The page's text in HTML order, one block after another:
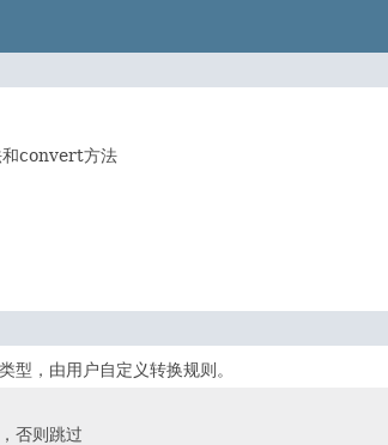
和convert方法
型，由用户自定义转换规则。
否则跳过